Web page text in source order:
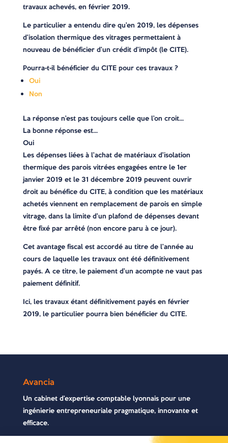
travaux achevés, en février 2019.
Le particulier a entendu dire qu’en 2019, les dépenses
d’isolation thermique des vitrages permettaient à
nouveau de bénéficier d’un crédit d’impôt (le CITE).
Pourra-t-il bénéficier du CITE pour ces travaux ?
Oui
Non
La réponse n’est pas toujours celle que l’on croit…
La bonne réponse est…
Oui
Les dépenses liées à l’achat de matériaux d’isolation
thermique des parois vitrées engagées entre le 1er
janvier 2019 et le 31 décembre 2019 peuvent ouvrir
droit au bénéfice du CITE, à condition que les matériaux
achetés viennent en remplacement de parois en simple
vitrage, dans la limite d’un plafond de dépenses devant
être fixé par arrêté (non encore paru à ce jour).
Cet avantage fiscal est accordé au titre de l’année au
cours de laquelle les travaux ont été définitivement
payés. A ce titre, le paiement d’un acompte ne vaut pas
paiement définitif.
Ici, les travaux étant définitivement payés en février
2019, le particulier pourra bien bénéficier du CITE.
Avancia
Un cabinet d’expertise comptable lyonnais pour une
ingénierie entrepreneuriale pragmatique, innovante et
efficace.